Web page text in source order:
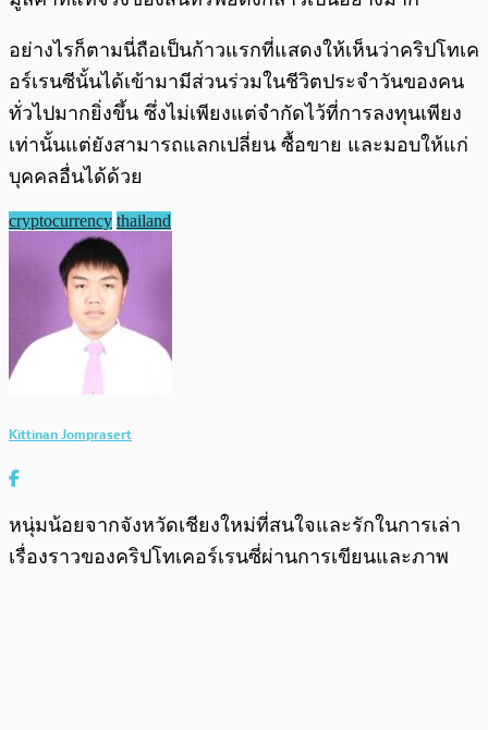
อย่างไรก็ตามนี่ถือเป็นก้าวแรกที่แสดงให้เห็นว่าคริปโทเค
อร์เรนซีนั้นได้เข้ามามีส่วนร่วมในชีวิตประจำวันของคน
ทั่วไปมากยิ่งขึ้น ซึ่งไม่เพียงแต่จำกัดไว้ที่การลงทุนเพียง
เท่านั้นแต่ยังสามารถแลกเปลี่ยน ซื้อขาย และมอบให้แก่
บุคคลอื่นได้ด้วย
cryptocurrency thailand
Kittinan Jomprasert
หนุ่มน้อยจากจังหวัดเชียงใหม่ที่สนใจและรักในการเล่า
เรื่องราวของคริปโทเคอร์เรนซี่ผ่านการเขียนและภาพ